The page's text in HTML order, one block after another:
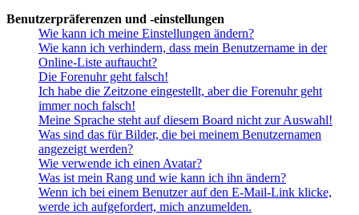
Benutzerpräferenzen und -einstellungen
Wie kann ich meine Einstellungen ändern?
Wie kann ich verhindern, dass mein Benutzername in der
Online-Liste auftaucht?
Die Forenuhr geht falsch!
Ich habe die Zeitzone eingestellt, aber die Forenuhr geht
immer noch falsch!
Meine Sprache steht auf diesem Board nicht zur Auswahl!
Was sind das für Bilder, die bei meinem Benutzernamen
angezeigt werden?
Wie verwende ich einen Avatar?
Was ist mein Rang und wie kann ich ihn ändern?
Wenn ich bei einem Benutzer auf den E-Mail-Link klicke,
werde ich aufgefordert, mich anzumelden.